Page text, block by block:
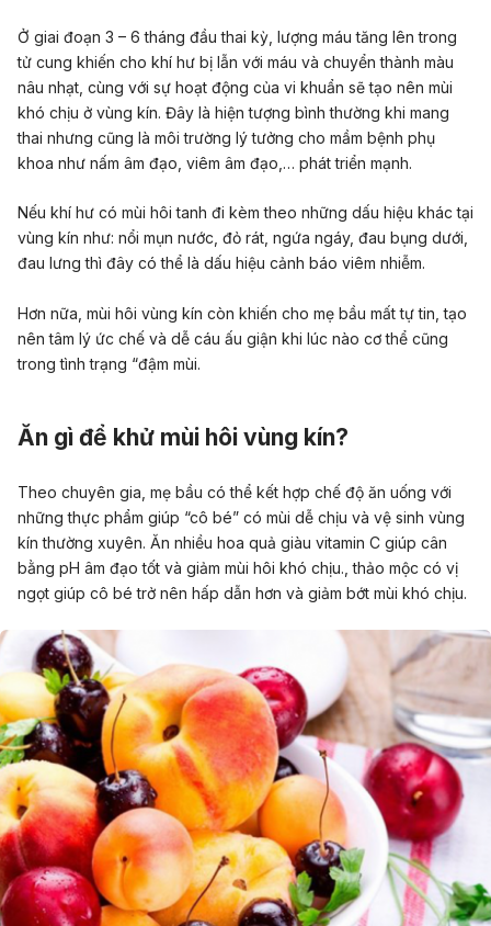
Ở giai đoạn 3 – 6 tháng đầu thai kỳ, lượng máu tăng lên trong
tử cung khiến cho khí hư bị lẫn với máu và chuyển thành màu
nâu nhạt, cùng với sự hoạt động của vi khuẩn sẽ tạo nên mùi
khó chịu ở vùng kín. Đây là hiện tượng bình thường khi mang
thai nhưng cũng là môi trường lý tưởng cho mầm bệnh phụ
khoa như nấm âm đạo, viêm âm đạo,… phát triển mạnh.
Nếu khí hư có mùi hôi tanh đi kèm theo những dấu hiệu khác tại
vùng kín như: nổi mụn nước, đỏ rát, ngứa ngáy, đau bụng dưới,
đau lưng thì đây có thể là dấu hiệu cảnh báo viêm nhiễm.
Hơn nữa, mùi hôi vùng kín còn khiến cho mẹ bầu mất tự tin, tạo
nên tâm lý ức chế và dễ cáu ấu giận khi lúc nào cơ thể cũng
trong tình trạng “đậm mùi.
Ăn gì để khử mùi hôi vùng kín?
Theo chuyên gia, mẹ bầu có thể kết hợp chế độ ăn uống với
những thực phẩm giúp “cô bé” có mùi dễ chịu và vệ sinh vùng
kín thường xuyên. Ăn nhiều hoa quả giàu vitamin C giúp cân
bằng pH âm đạo tốt và giảm mùi hôi khó chịu., thảo mộc có vị
ngọt giúp cô bé trở nên hấp dẫn hơn và giảm bớt mùi khó chịu.